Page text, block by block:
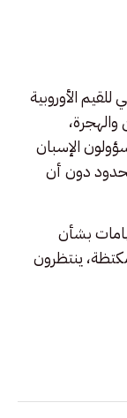
الأوروبية
الإسبان
دون أن
بشأن
ينتظرون